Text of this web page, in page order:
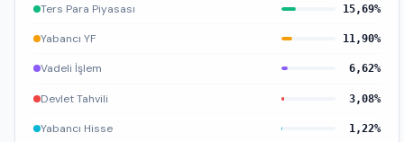
Ters Para Piyasası 15,69%
Yabancı YF 11,90%
Vadeli İşlem 6,62%
Devlet Tahvili 3,08%
Yabancı Hisse 1,22%